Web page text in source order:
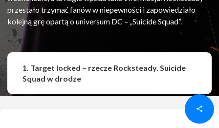
przestało trzymać fanów w niepewności i zapowiedziało
kolejną grę opartą o universum DC – „Suicide Squad”.
Udostępnij
1. Target locked – rzecze Rocksteady. Suicide
Squad w drodze